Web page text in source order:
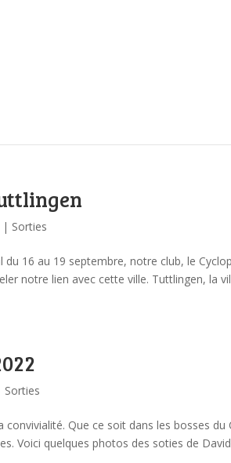
| Sorties
du 16 au 19 septembre, notre club, le
notre lien avec cette ville. Tuttlingen, la
Sorties
Que ce soit dans les bosses
Voici quelques photos des soties de